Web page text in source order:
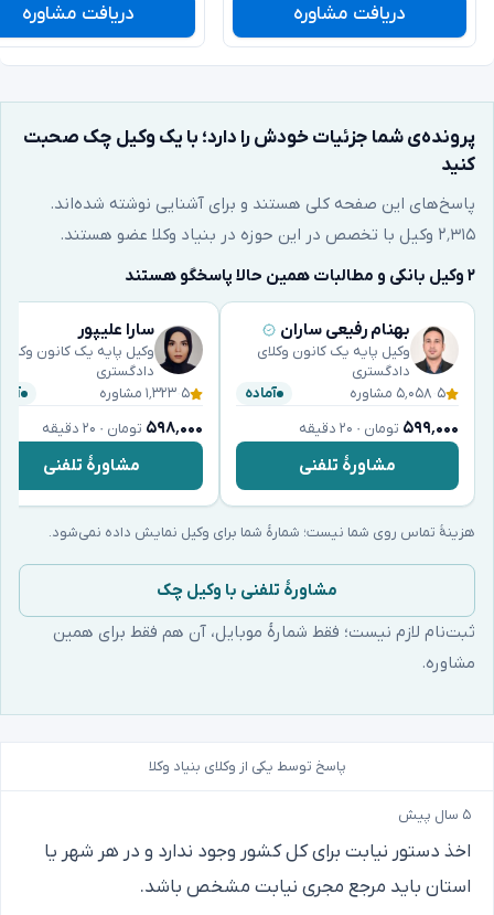
دریافت مشاوره دریافت مشاوره
پرونده‌ی شما جزئیات خودش را دارد؛ با یک وکیل چک صحبت
کنید
پاسخ‌های این صفحه کلی هستند و برای آشنایی نوشته شده‌اند.
۲٬۳۱۵ وکیل با تخصص در این حوزه در بنیاد وکلا عضو هستند.
۲ وکیل بانکی و مطالبات همین حالا پاسخگو هستند
بهنام رفیعی ساران
وکیل پایه یک کانون وکلای
دادگستری
۵ ۵٬۰۵۸ مشاوره آماده
۵۹۹٬۰۰۰ تومان · ۲۰ دقیقه
مشاورهٔ تلفنی
سارا علیپور
وکیل پایه یک کانون وکلای
دادگستری
۵ ۱٬۳۲۳ مشاوره
۵۹۸٬۰۰۰ تومان · ۲۰ دقیقه
مشاورهٔ تلفنی
هزینهٔ تماس روی شما نیست؛ شمارهٔ شما برای وکیل نمایش داده نمی‌شود.
مشاورهٔ تلفنی با وکیل چک
ثبت‌نام لازم نیست؛ فقط شمارهٔ موبایل، آن هم فقط برای همین
مشاوره.
پاسخ توسط یکی از وکلای بنیاد وکلا
۵ سال پیش
اخذ دستور نیابت برای کل کشور وجود ندارد و در هر شهر یا
استان باید مرجع مجری نیابت مشخص باشد.